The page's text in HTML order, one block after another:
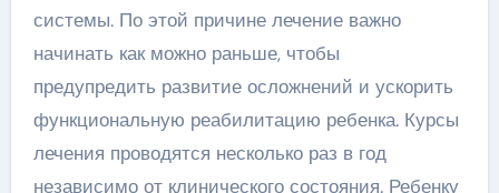
системы. По этой причине лечение важно
начинать как можно раньше, чтобы
предупредить развитие осложнений и ускорить
функциональную реабилитацию ребенка. Курсы
лечения проводятся несколько раз в год
независимо от клинического состояния. Ребенку